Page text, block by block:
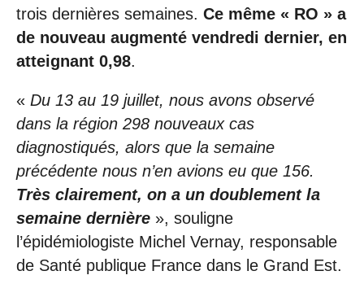
trois dernières semaines. Ce même « RO » a
de nouveau augmenté vendredi dernier, en
atteignant 0,98.
« Du 13 au 19 juillet, nous avons observé
dans la région 298 nouveaux cas
diagnostiqués, alors que la semaine
précédente nous n’en avions eu que 156.
Très clairement, on a un doublement la
semaine dernière », souligne
l’épidémiologiste Michel Vernay, responsable
de Santé publique France dans le Grand Est.